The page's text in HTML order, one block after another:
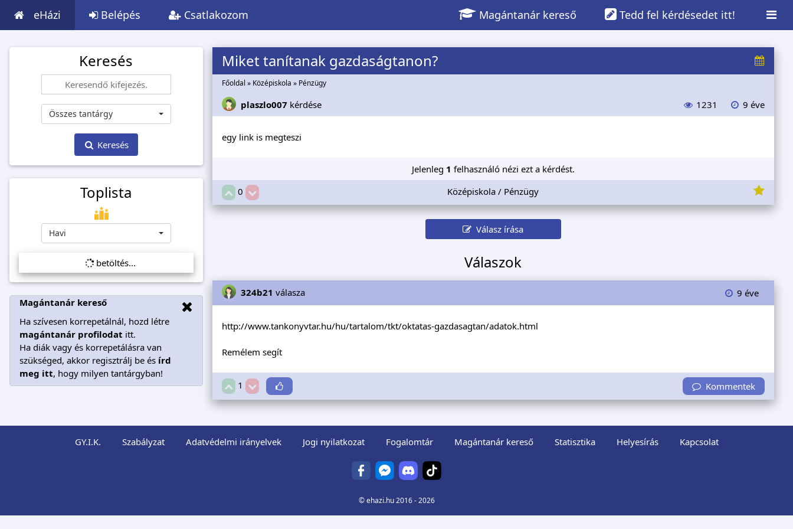
eHázi Belépés Csatlakozom Tedd fel kérdésedet itt!
Magántanár kereső
Keresés
Összes tantárgy
Keresés
Toplista
Havi
betöltés...
Magántanár kereső
Ha szívesen korrepetálnál, hozd létre
magántanár profilodat itt.
Ha diák vagy és korrepetálásra van
szükséged, akkor regisztrálj be és írd
meg itt, hogy milyen tantárgyban!
Miket tanítanak gazdaságtanon?
Főoldal » Középiskola » Pénzügy
plaszlo007 kérdése 1231 9 éve
egy link is megteszi
Jelenleg 1 felhasználó nézi ezt a kérdést.
0
Középiskola / Pénzügy
Válasz írása
Válaszok
324b21 válasza 9 éve
http://www.tankonyvtar.hu/hu/tartalom/tkt/oktatas-gazdasagtan/adatok.html
Remélem segít
1 Kommentek
GY.I.K. Szabályzat Adatvédelmi irányelvek Jogi nyilatkozat Fogalomtár Magántanár kereső Statisztika Helyesírás Kapcsolat
©ehazi.hu2016 - 2026